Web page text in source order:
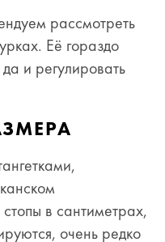
рассмотреть
Её гораздо
и регулировать
в сантиметрах,
очень редко